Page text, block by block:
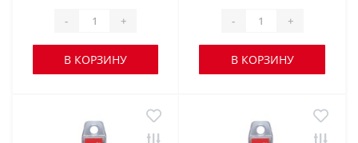
- +
В КОРЗИНУ
- +
В КОРЗИНУ